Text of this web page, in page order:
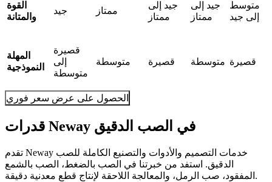
القوة
والمتانة
جيد ممتاز
جيد إلى
ممتاز
جيد إلى
ممتاز
متوسط
إلى جيد
المهلة
النموذجية
قصيرة
إلى
متوسطة
متوسطة قصيرة متوسطة قصيرة
الحصول على عرض سعر فوري
قدرات Neway في الصب الدقيق
تقدم Neway خدمات التصميم والأدوات والتصنيع الكاملة للصب
الدقيق. استفد من خبرتنا في الصب بالضغط، الصب بالشمع
المفقود، صب الرمل، والمعالجة اللاحقة لإنتاج قطع معدنية دقيقة.